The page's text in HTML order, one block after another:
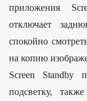
приложения
отключает
спокойно
на копию
Screen Standby
подсветку,